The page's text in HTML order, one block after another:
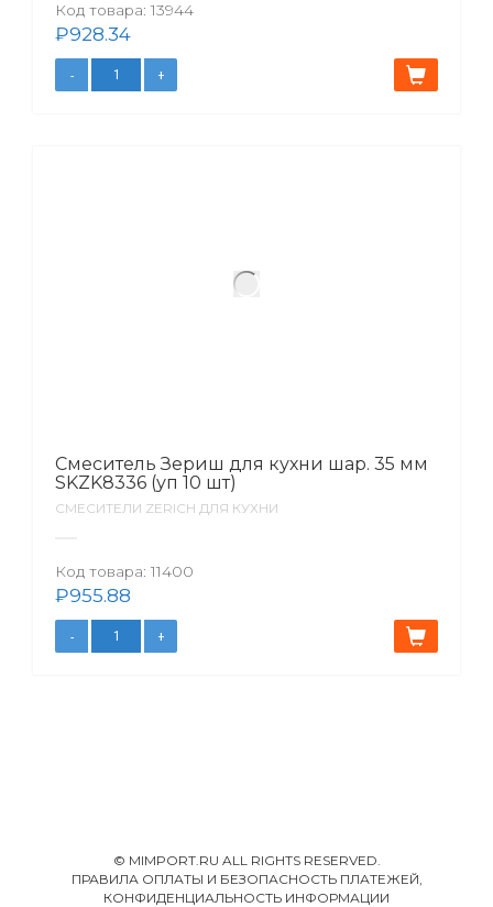
Код товара: 13944
₽928.34
Смеситель Зериш для кухни шар. 35 мм
SKZK8336 (уп 10 шт)
СМЕСИТЕЛИ ZERICH ДЛЯ КУХНИ
Код товара: 11400
₽955.88
© MIMPORT.RU ALL RIGHTS RESERVED.
ПРАВИЛА ОПЛАТЫ И БЕЗОПАСНОСТЬ ПЛАТЕЖЕЙ,
КОНФИДЕНЦИАЛЬНОСТЬ ИНФОРМАЦИИ